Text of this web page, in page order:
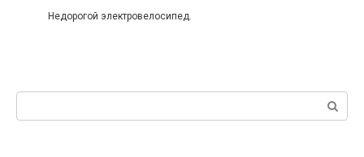
Недорогой электровелосипед.